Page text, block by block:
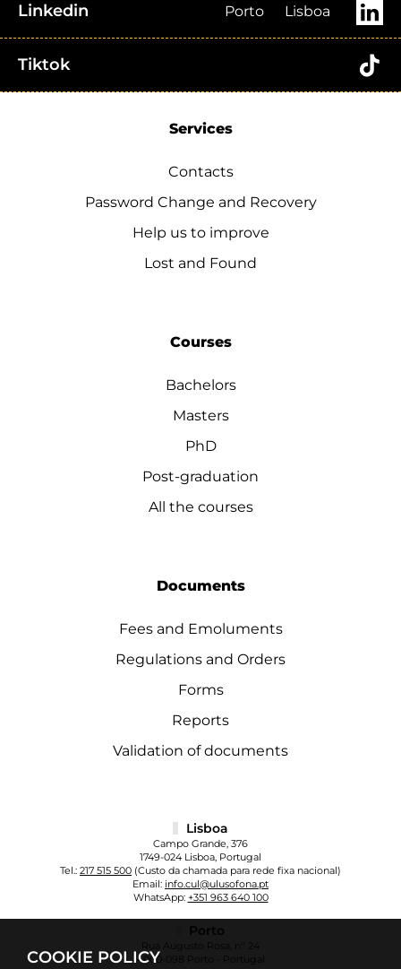
COOKIE POLICY
Linkedin Porto Lisboa
Tiktok
Services
Contacts
Password Change and Recovery
Help us to improve
Lost and Found
Courses
Bachelors
Masters
PhD
Post-graduation
All the courses
Documents
Fees and Emoluments
Regulations and Orders
Forms
Reports
Validation of documents
Lisboa
Campo Grande, 376
1749-024 Lisboa, Portugal
Tel.: 217 515 500 (Custo da chamada para rede fixa nacional)
Email: info.cul@ulusofona.pt
WhatsApp: +351 963 640 100
Porto
Rua Augusto Rosa, nº 24
4000-098 Porto - Portugal